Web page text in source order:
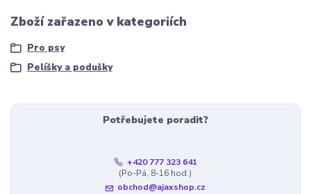
Zboží zařazeno v kategoriích
Pro psy
Pelíšky a podušky
Potřebujete poradit?
+420 777 323 641
(Po-Pá, 8-16 hod.)
obchod@ajaxshop.cz